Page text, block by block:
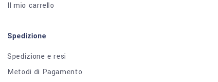
Il mio carrello
Spedizione
Spedizione e resi
Metodi di Pagamento